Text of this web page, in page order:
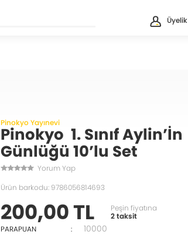
Üyelik
Pinokyo Yayınevi
Pinokyo 1. Sınıf Aylin’İn
Günlüğü 10’lu Set
Yorum Yap
Ürün barkodu: 9786056814693
200,00 TL
Peşin fiyatına
2 taksit
PARAPUAN
: 10000